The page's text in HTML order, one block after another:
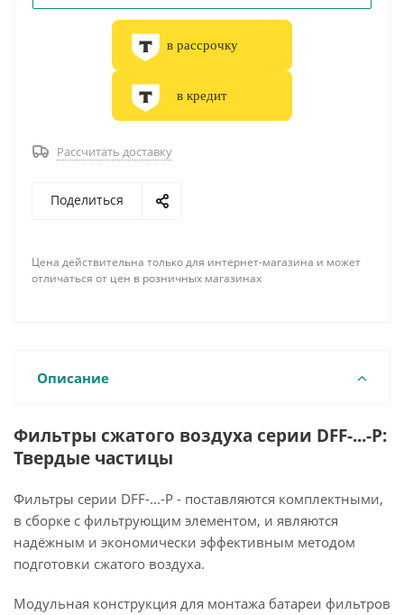
в рассрочку
в кредит
Рассчитать доставку
Поделиться
Цена действительна только для интернет-магазина и может
отличаться от цен в розничных магазинах
Описание
Фильтры сжатого воздуха серии DFF-...-P:
Твердые частицы
Фильтры серии DFF-...-P - поставляются комплектными,
в сборке с фильтрующим элементом, и являются
надёжным и экономически эффективным методом
подготовки сжатого воздуха.
Модульная конструкция для монтажа батареи фильтров